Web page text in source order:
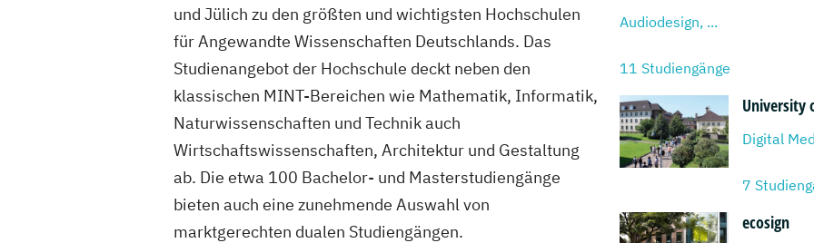
und Jülich zu den größten und wichtigsten Hochschulen
für Angewandte Wissenschaften Deutschlands. Das
Studienangebot der Hochschule deckt neben den
klassischen MINT-Bereichen wie Mathematik, Informatik,
Naturwissenschaften und Technik auch
Wirtschaftswissenschaften, Architektur und Gestaltung
ab. Die etwa 100 Bachelor- und Masterstudiengänge
bieten auch eine zunehmende Auswahl von
marktgerechten dualen Studiengängen.
Audiodesign, ...
11 Studiengänge
University
Digital
7
ecosign